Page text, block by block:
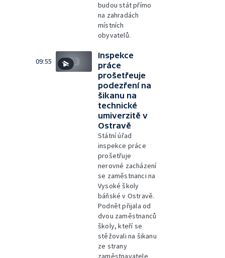
budou stát přímo
na zahradách
místních
obyvatelů.
09:55
Inspekce
práce
prošetřeuje
podezření na
šikanu na
technické
umiverzitě v
Ostravě
Státní úřad
inspekce práce
prošetřuje
nerovné zacházení
se zaměstnanci na
Vysoké školy
báňské v Ostravě.
Podnět přijala od
dvou zaměstnanců
školy, kteří se
stěžovali na šikanu
ze strany
zaměstnavatele.